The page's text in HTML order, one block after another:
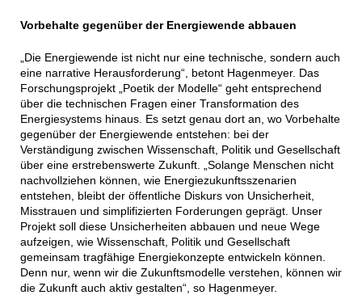
Vorbehalte gegenüber der Energiewende abbauen
„Die Energiewende ist nicht nur eine technische, sondern auch
eine narrative Herausforderung“, betont Hagenmeyer. Das
Forschungsprojekt „Poetik der Modelle“ geht entsprechend
über die technischen Fragen einer Transformation des
Energiesystems hinaus. Es setzt genau dort an, wo Vorbehalte
gegenüber der Energiewende entstehen: bei der
Verständigung zwischen Wissenschaft, Politik und Gesellschaft
über eine erstrebenswerte Zukunft. „Solange Menschen nicht
nachvollziehen können, wie Energiezukunftsszenarien
entstehen, bleibt der öffentliche Diskurs von Unsicherheit,
Misstrauen und simplifizierten Forderungen geprägt. Unser
Projekt soll diese Unsicherheiten abbauen und neue Wege
aufzeigen, wie Wissenschaft, Politik und Gesellschaft
gemeinsam tragfähige Energiekonzepte entwickeln können.
Denn nur, wenn wir die Zukunftsmodelle verstehen, können wir
die Zukunft auch aktiv gestalten“, so Hagenmeyer.